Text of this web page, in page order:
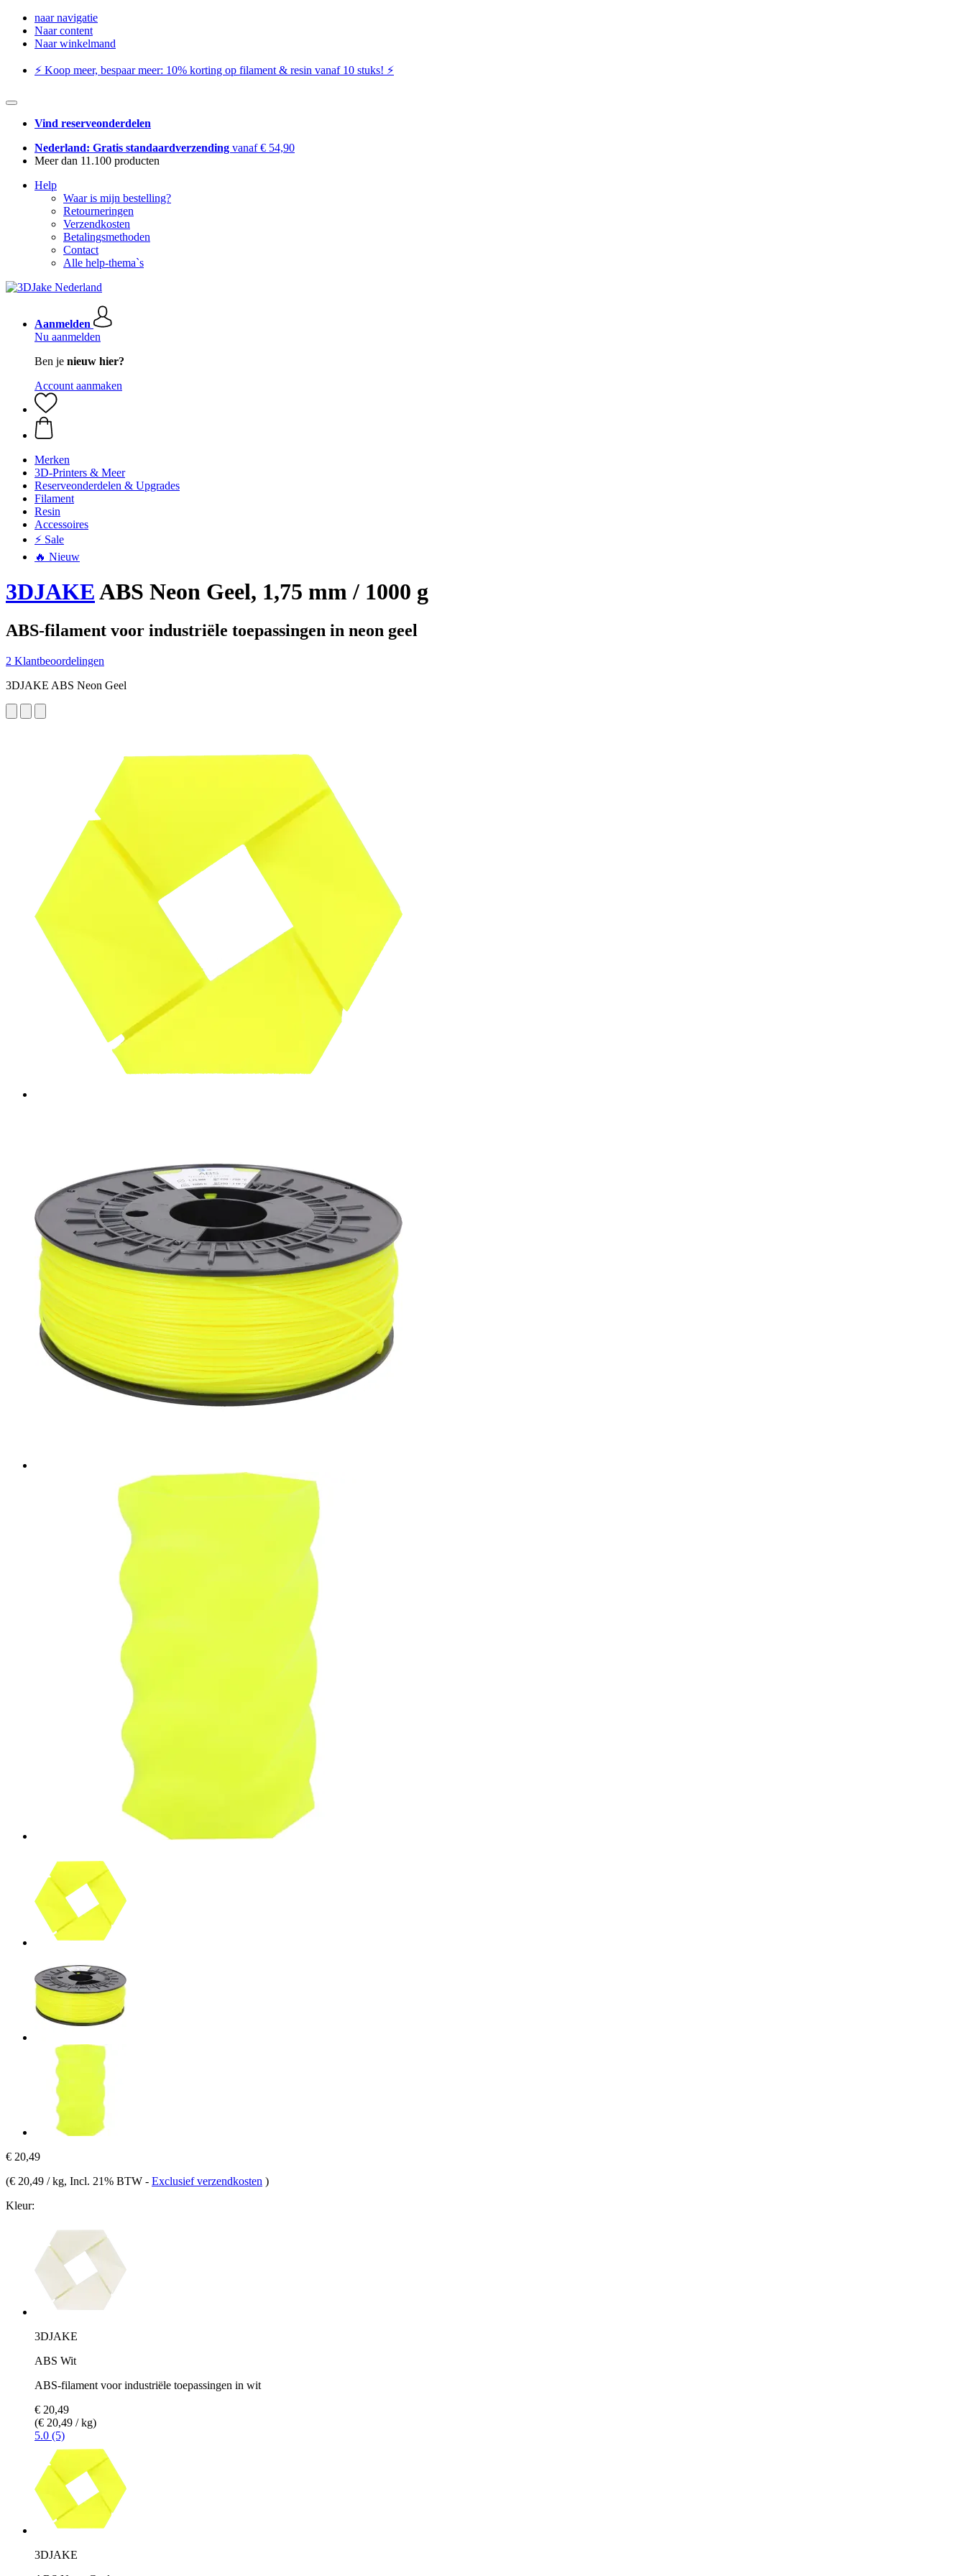
naar navigatie
Naar content
Naar winkelmand
⚡️ Koop meer, bespaar meer: ​​10% korting op filament & resin vanaf 10 stuks! ⚡️
Vind reserveonderdelen
Nederland: Gratis standaardverzending vanaf € 54,90
Meer dan 11.100 producten
Help
Waar is mijn bestelling?
Retourneringen
Verzendkosten
Betalingsmethoden
Contact
Alle help-thema`s
Aanmelden
Nu aanmelden
Ben je nieuw hier?
Account aanmaken
Merken
3D-Printers & Meer
Reserveonderdelen & Upgrades
Filament
Resin
Accessoires
⚡ Sale
🔥 Nieuw
3DJAKEABS Neon Geel, 1,75 mm / 1000 g
ABS-filament voor industriële toepassingen in neon geel
2 Klantbeoordelingen
3DJAKE ABS Neon Geel
€ 20,49
(€ 20,49 / kg, Incl. 21% BTW - Exclusief verzendkosten )
Kleur:
3DJAKE
ABS Wit
ABS-filament voor industriële toepassingen in wit
€ 20,49
(€ 20,49 / kg)
5.0 (5)
3DJAKE